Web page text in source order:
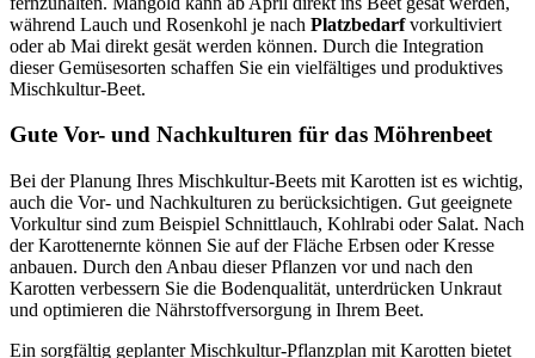
während Lauch und Rosenkohl je nach Platzbedarfvorkultiviert
oder ab Mai direkt gesät werden können. Durch die Integration
dieser Gemüsesorten schaffen Sie ein vielfältiges und produktives
Mischkultur-Beet.
Gute Vor- und Nachkulturen für das Möhrenbeet
Bei der Planung Ihres Mischkultur-Beets mit Karotten ist es wichtig,
auch die Vor- und Nachkulturen zu berücksichtigen. Gut geeignete
Vorkultur sind zum Beispiel Schnittlauch, Kohlrabi oder Salat. Nach
der Karottenernte können Sie auf der Fläche Erbsen oder Kresse
anbauen. Durch den Anbau dieser Pflanzen vor und nach den
Karotten verbessern Sie die Bodenqualität, unterdrücken Unkraut
und optimieren die Nährstoffversorgung in Ihrem Beet.
Ein sorgfältig geplanter Mischkultur-Pflanzplan mit Karotten bietet